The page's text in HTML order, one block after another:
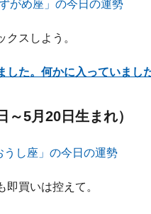
スしよう。
した。何かに入っていまし
5月20日生まれ）
買いは控えて。